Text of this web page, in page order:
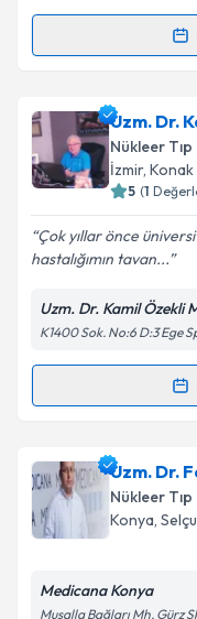
Kişisel
Metni'ni
Randevu
Dr. Öğr. Üyesi
talebi oluşturun.
için bir takvim
bilgilendireceğiz.
E-posta
Kişisel
Metni'ni
kapsamda
Uzm. Dr.
Nükleer Tıp
İzmir, Konak
5 (1
Çok yıllar önce
hastalığımın tavan...
Uzm. Dr. Kamil Özekli
K1400 Sok. No:6 D:3 Ege
Randevu
Uzm. Dr. Kamil
oluşturun. Size
takvim
Uzm. Dr.
Nükleer Tıp
Konya,
Medicana Konya
Musalla Bağları Mh. Gürz